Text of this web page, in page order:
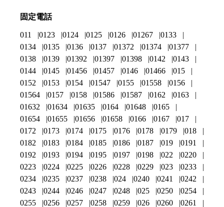
固定電話
011 0123 0124 0125 0126 01267
0133
0134
0135 0136 0137 01372 01374
01377
0138
0139 01392 01397 01398 0142
0143
0144
0145 01456 01457 0146 01466
015
0152
0153 0154 01547 0155 01558
0156
01564
0157 0158 01586 01587 0162
0163
01632
01634 01635 0164 01648
0165
01654
01655 01656 01658 0166 0167
017
0172
0173 0174 0175 0176 0178 0179
018
0182
0183 0184 0185 0186 0187 019
0191
0192
0193 0194 0195 0197 0198 022
0220
0223
0224 0225 0226 0228 0229 023
0233
0234
0235 0237 0238 024 0240 0241
0242
0243
0244 0246 0247 0248 025 0250
0254
0255
0256 0257 0258 0259 026 0260 0261